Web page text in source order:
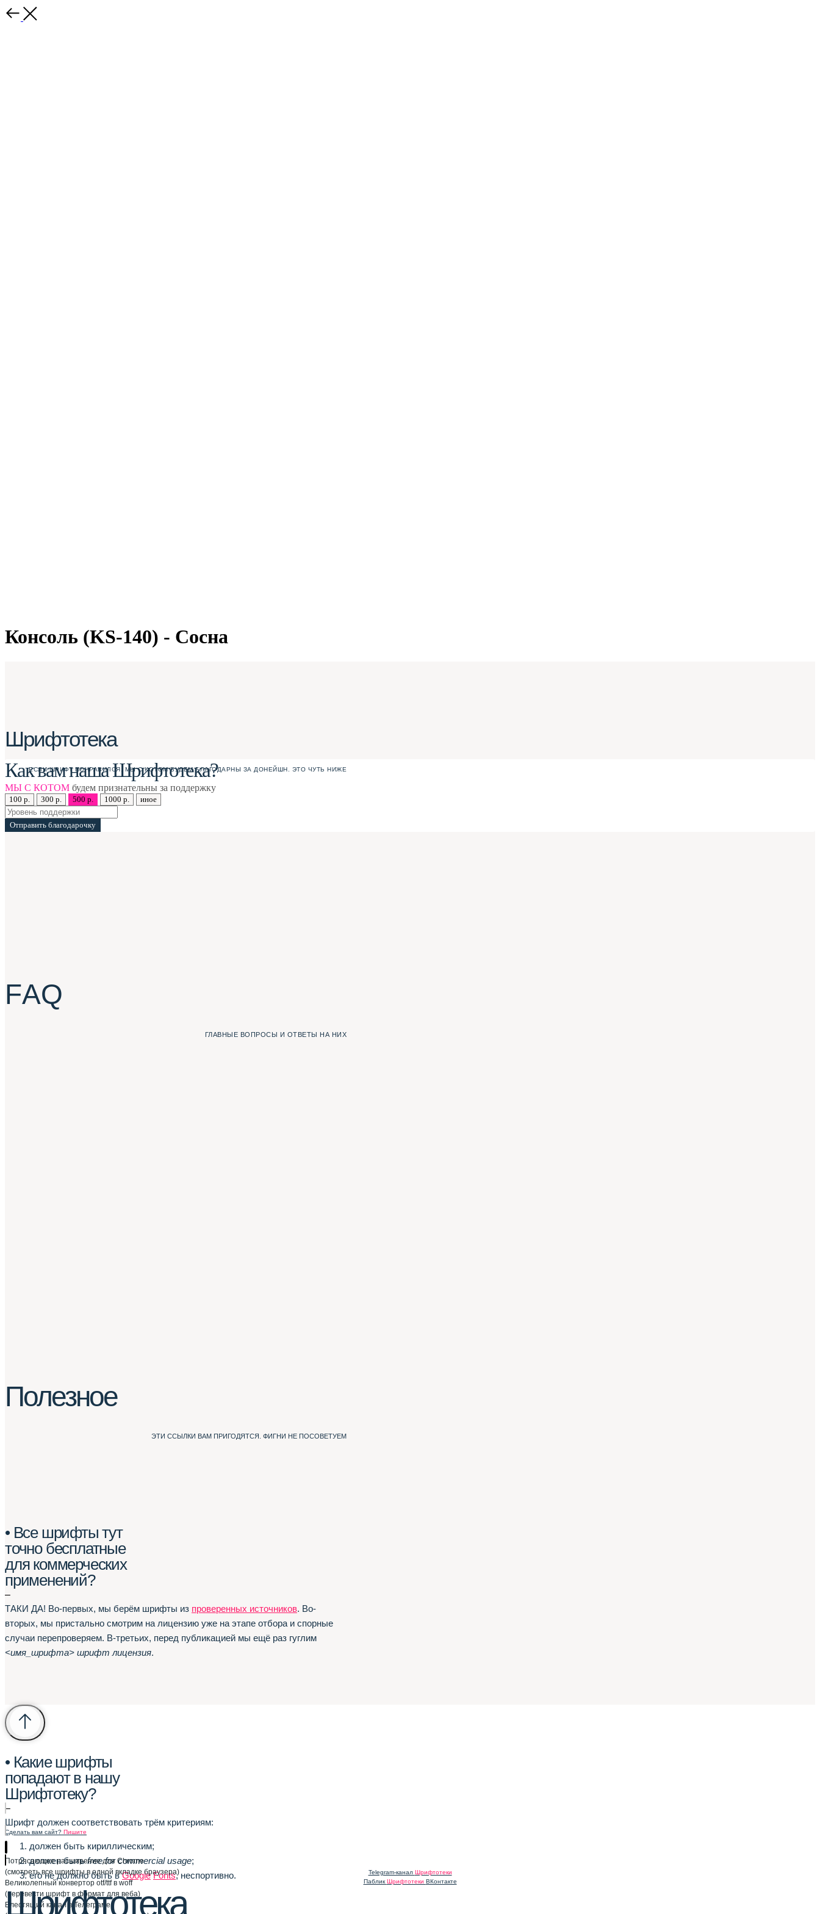
Консоль (KS-140) - Сосна
Шрифтотека
ЕСЛИ ШРИФТ ПОНРАВИЛСЯ, МЫ С КОТОМ БУДЕМ БЛАГОДАРНЫ ЗА ДОНЕЙШН. ЭТО ЧУТЬ НИЖЕ
Как вам наша Шрифтотека?
МЫ С КОТОМ будем признательны за поддержку
100 р. 300 р. 500 р. 1000 р. иное
Отправить благодарочку
F A Q
ГЛАВНЫЕ ВОПРОСЫ И ОТВЕТЫ НА НИХ
• Все шрифты тут
точно бесплатные
для коммерческих
применений?
–
ТАКИ ДА! Во-первых, мы берём шрифты из проверенных источников. Во-
вторых, мы пристально смотрим на лицензию уже на этапе отбора и спорные
случаи перепроверяем. В-третьих, перед публикацией мы ещё раз гуглим
<имя_шрифта> шрифт лицензия.
• Какие шрифты
попадают в нашу
Шрифтотеку?
–
Шрифт должен соответствовать трём критериям:
должен быть кириллическим;
должен бытьfree for commercial usage;
его не должно быть вGoogle Fonts, неспортивно.
Полезное
ЭТИ ССЫЛКИ ВАМ ПРИГОДЯТСЯ. ФИГНИ НЕ ПОСОВЕТУЕМ
Потрясающее расширение для Chrome
(смотреть все шрифты в одной вкладке браузера)
Великолепный конвертор otf/ttf в woff
(перевести шрифт в формат для веба)
Блестящий канал в Телеграме
Сделать вам сайт? Пишите
Telegram-канал Шрифтотеки
Паблик Шрифтотеки ВКонтакте
Шрифтотека